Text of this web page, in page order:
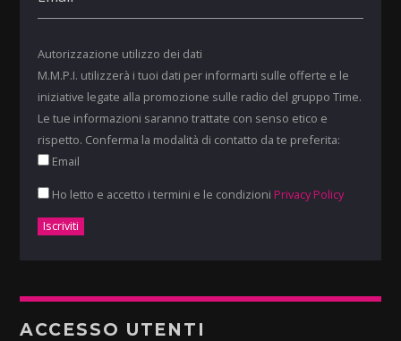
Autorizzazione utilizzo dei dati
M.M.P.I. utilizzerà i tuoi dati per informarti sulle offerte e le
iniziative legate alla promozione sulle radio del gruppo Time.
Le tue informazioni saranno trattate con senso etico e
rispetto. Conferma la modalità di contatto da te preferita:
Email
Ho letto e accetto i termini e le condizioni Privacy Policy
ACCESSO UTENTI